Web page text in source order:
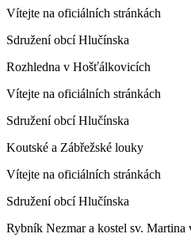
Vítejte na oficiálních stránkách
Sdružení obcí Hlučínska
Rozhledna v Hošťálkovicích
Vítejte na oficiálních stránkách
Sdružení obcí Hlučínska
Koutské a Zábřežské louky
Vítejte na oficiálních stránkách
Sdružení obcí Hlučínska
Rybník Nezmar a kostel sv.